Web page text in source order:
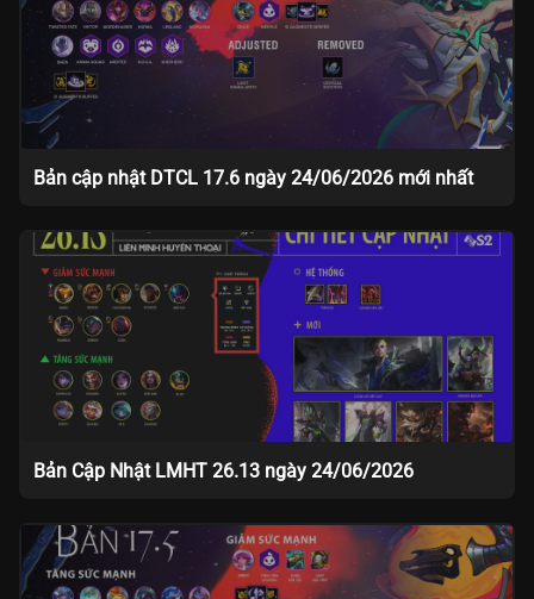
Bản cập nhật DTCL 17.6 ngày 24/06/2026 mới nhất
Bản Cập Nhật LMHT 26.13 ngày 24/06/2026